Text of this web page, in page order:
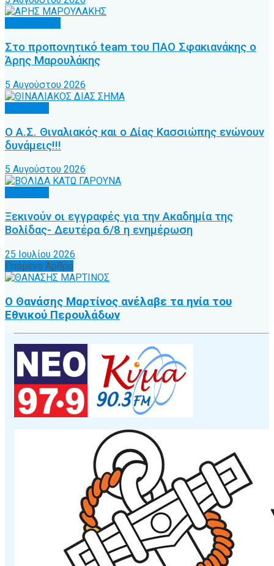
Στο προπονητικό team του ΠΑΟ Σφακιανάκης ο
Άρης Μαρουλάκης
5 Αυγούστου 2026
Ο Α.Σ. Θιναλιακός και ο Δίας Κασσιώπης ενώνουν
δυνάμεις!!!
5 Αυγούστου 2026
Ξεκινούν οι εγγραφές για την Ακαδημία της
Βολίδας- Δευτέρα 6/8 η ενημέρωση
25 Ιουλίου 2026
Επόμενο Άρθρο
Ο Θανάσης Μαρτίνος ανέλαβε τα ηνία του
Εθνικού Περουλάδων